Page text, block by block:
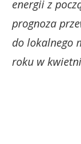
energii z
prognoza
do lokalnego
roku w